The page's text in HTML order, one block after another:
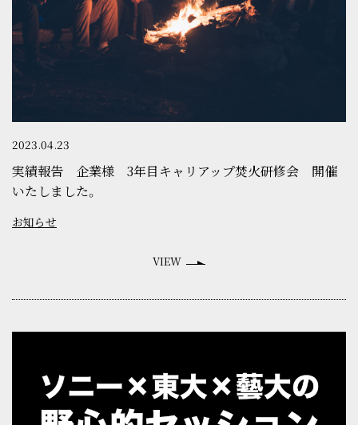
2023.04.23
実績報告 企業様 3年目キャリアップ焚火研修会 開催
いたしました。
お知らせ
VIEW